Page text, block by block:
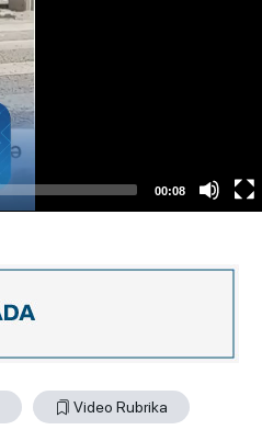
00:08
Video Rubrika